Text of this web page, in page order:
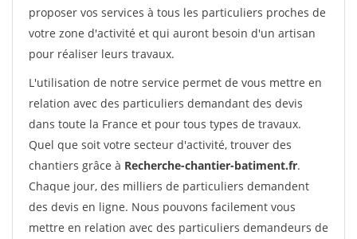
proposer vos services à tous les particuliers proches de
votre zone d'activité et qui auront besoin d'un artisan
pour réaliser leurs travaux.
L'utilisation de notre service permet de vous mettre en
relation avec des particuliers demandant des devis
dans toute la France et pour tous types de travaux.
Quel que soit votre secteur d'activité, trouver des
chantiers grâce à Recherche-chantier-batiment.fr.
Chaque jour, des milliers de particuliers demandent
des devis en ligne. Nous pouvons facilement vous
mettre en relation avec des particuliers demandeurs de